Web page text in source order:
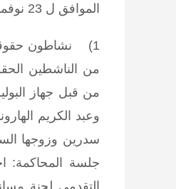
الموافق ل 23 نوفمبر 2009
1) نشاطون حقوقيون ومناضلون سياسيون ..بين فكي كماشة الحصار والمراقبة اللصيقة:
من الناشطين
من قبل جهاز
وعبد الكريم
سدرين وزوجها
جلسة المحاكمة:
التقدمي لجنة